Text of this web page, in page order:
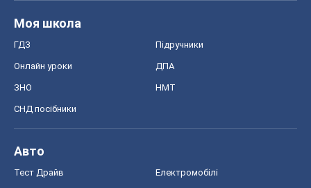
Моя школа
ГДЗ Підручники
Онлайн уроки ДПА
ЗНО НМТ
СНД посібники
Авто
Тест Драйв Електромобілі